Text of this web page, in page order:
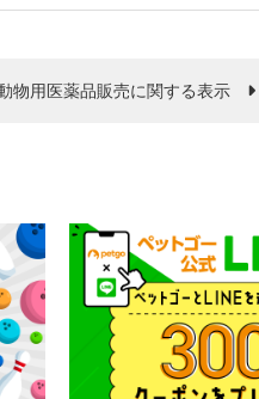
物用医薬品販売に関する表示